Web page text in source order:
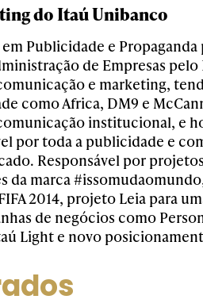
do Itaú Unibanco
Publicidade e Propaganda
de Empresas pelo
e marketing,
como Africa, DM9 e
institucional, e
por toda a publicidade e
Responsável por
da marca
2014, projeto Leia para
de negócios como
Light e novo